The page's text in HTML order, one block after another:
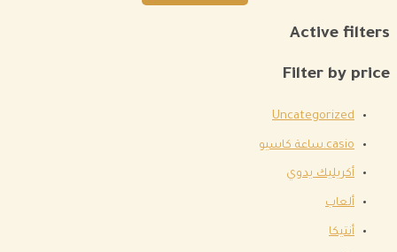
Active filters
Filter by price
Uncategorized
casio.ساعة كاسيو
أكريليك يدوي
ألعاب
أنتيكا